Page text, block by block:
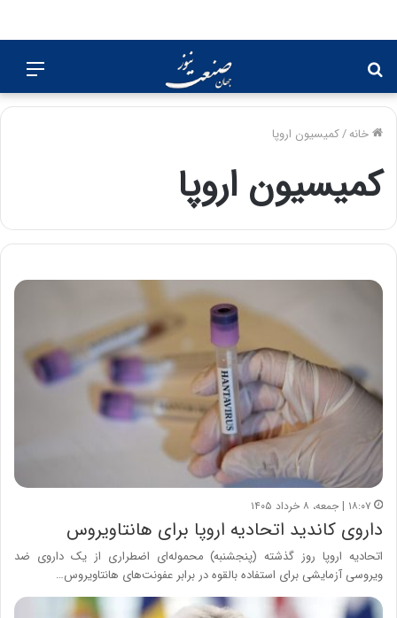
برای
خانه/کمیسیون اروپا
کمیسیون اروپا
۱۸:۰۷ | جمعه، ۸ خرداد ۱۴۰۵
داروی کاندید اتحادیه اروپا برای هانتاویروس
اتحادیه اروپا روز گذشته (پنجشنبه) محموله‌ای اضطراری از یک داروی ضد
ویروسی آزمایشی برای استفاده بالقوه در برابر عفونت‌های هانتاویروس…